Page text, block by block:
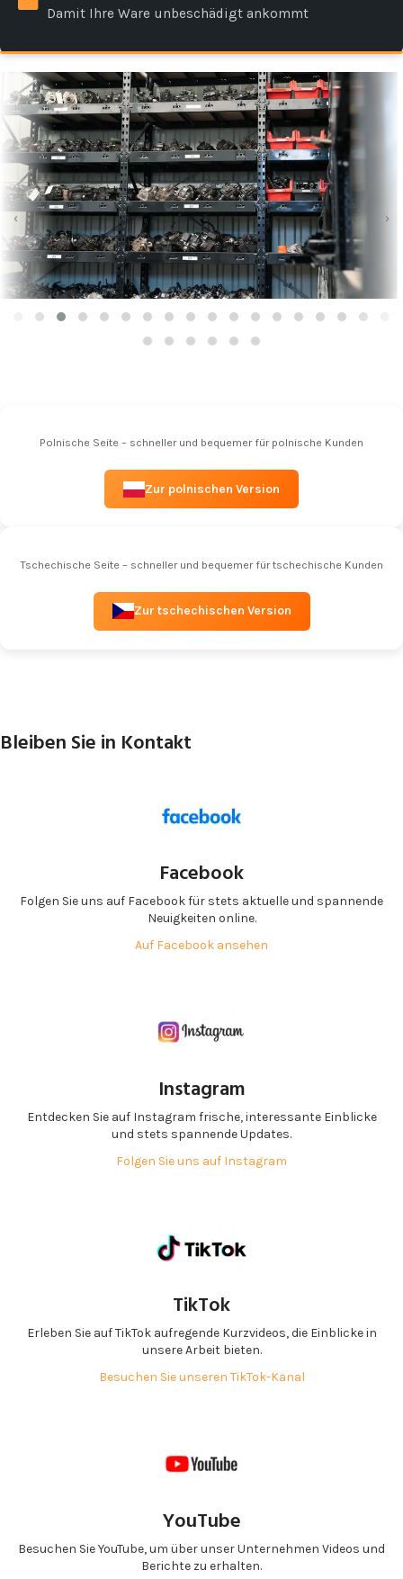
Damit Ihre Ware unbeschädigt ankommt
‹ ›
Polnische Seite – schneller und bequemer für polnische Kunden
Zur polnischen Version
Tschechische Seite – schneller und bequemer für tschechische Kunden
Zur tschechischen Version
Bleiben Sie in Kontakt
Facebook
Folgen Sie uns auf Facebook für stets aktuelle und spannende
Neuigkeiten online.
Auf Facebook ansehen
Instagram
Entdecken Sie auf Instagram frische, interessante Einblicke
und stets spannende Updates.
Folgen Sie uns auf Instagram
TikTok
Erleben Sie auf TikTok aufregende Kurzvideos, die Einblicke in
unsere Arbeit bieten.
Besuchen Sie unseren TikTok-Kanal
YouTube
Besuchen Sie YouTube, um über unser Unternehmen Videos und
Berichte zu erhalten.